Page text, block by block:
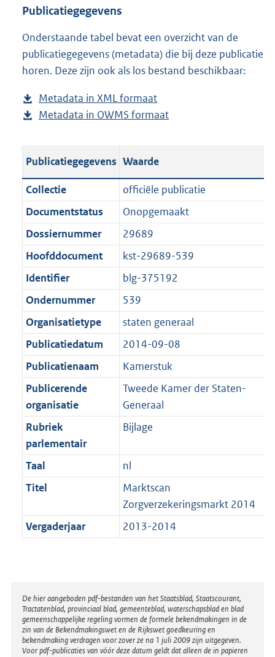
w
l
o
a
p
u
l
c
t
i
e
n
f
o
r
m
a
a
t
s
a
n
d
g
r
o
t
:
5
,
9
M
b
Publicatiegegevens
Onderstaande tabel bevat een overzicht van de
publicatiegegevens (metadata) die bij deze publicatie
horen. Deze zijn ook als los bestand beschikbaar:
Metadata in XML formaat
e
a
n
d
s
r
o
o
t
e
:
1
K
b
Metadata in OWMS formaat
a
n
d
g
r
o
t
t
e
:
1
K
b
Publicatiegegevens Waarde
Collectie
officiële publicatie
Documentstatus
Onopgemaakt
Dossiernummer
29689
Hoofddocument
kst-29689-539
Identifier
blg-375192
Ondernummer
539
Organisatietype
staten generaal
Publicatiedatum
2014-09-08
Publicatienaam
Kamerstuk
Publicerende
organisatie
Tweede Kamer der Staten-
Generaal
Rubriek
parlementair
Bijlage
Taal
nl
Titel
Marktscan
Zorgverzekeringsmarkt 2014
Vergaderjaar
2013-2014
Disclaimer
De hier aangeboden pdf-bestanden van het Staatsblad, Staatscourant,
Tractatenblad, provinciaal blad, gemeenteblad, waterschapsblad en blad
gemeenschappelijke regeling vormen de formele bekendmakingen in de
zin van de Bekendmakingswet en de Rijkswet goedkeuring en
bekendmaking verdragen voor zover ze na 1 juli 2009 zijn uitgegeven.
Voor pdf-publicaties van vóór deze datum geldt dat alleen de in papieren